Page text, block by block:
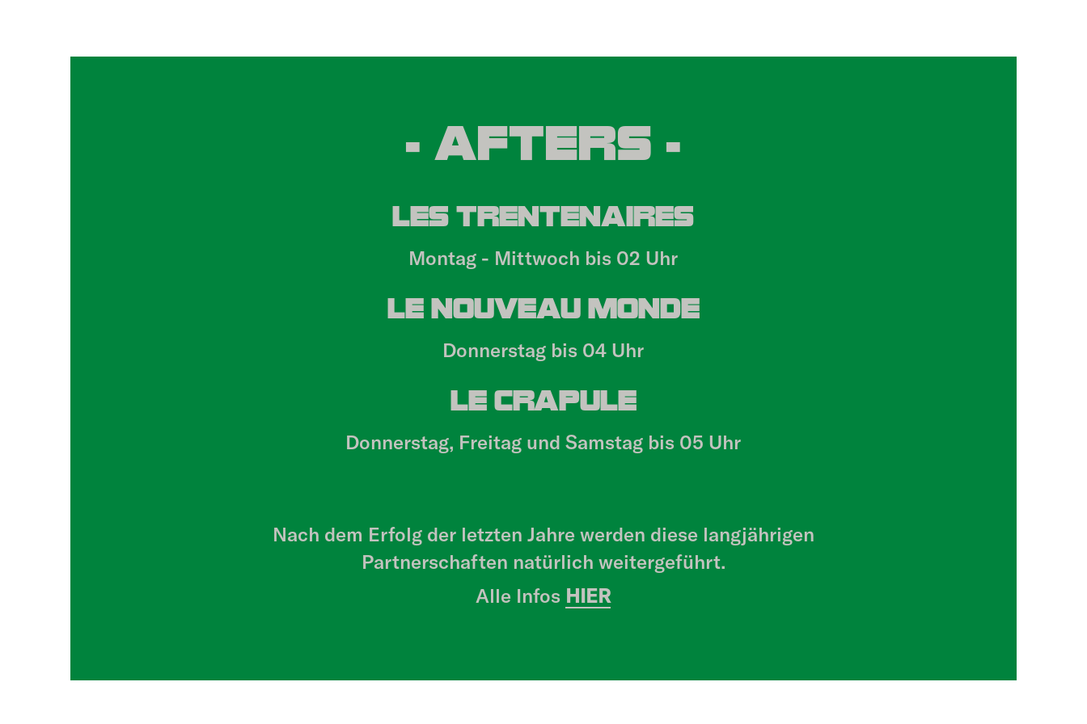
- AFTERS -
LES TRENTENAIRES
Montag - Mittwoch bis 02 Uhr
LE NOUVEAU MONDE
Donnerstag bis 04 Uhr
LE CRAPULE
Donnerstag, Freitag und Samstag bis 05 Uhr
Nach dem Erfolg der letzten Jahre werden diese langjährigen
Partnerschaften natürlich weitergeführt.
Alle Infos HIER